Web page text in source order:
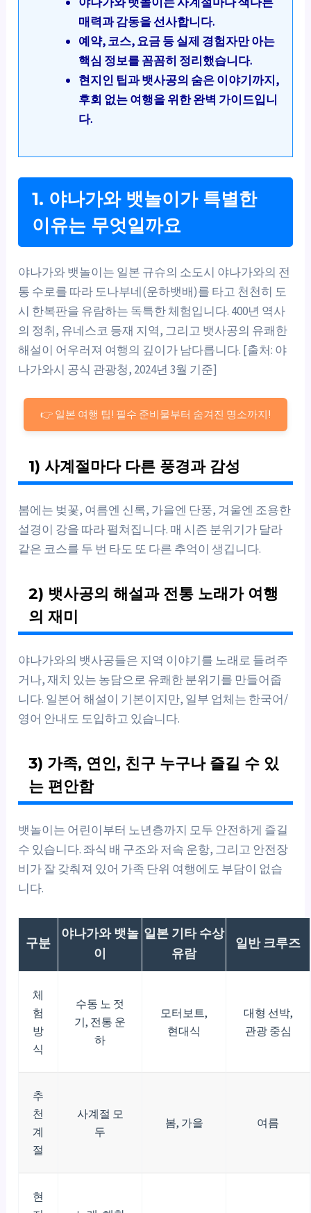
매력과 감동을 선사합니다.
예약, 코스, 요금 등 실제 경험자만 아는
핵심 정보를 꼼꼼히 정리했습니다.
현지인 팁과 뱃사공의 숨은 이야기까지,
후회 없는 여행을 위한 완벽 가이드입니
다.
1. 야나가와 뱃놀이가 특별한
이유는 무엇일까요
야나가와 뱃놀이는 일본 규슈의 소도시 야나가와의 전
통 수로를 따라 도나부네(운하뱃배)를 타고 천천히 도
시 한복판을 유람하는 독특한 체험입니다. 400년 역사
의 정취, 유네스코 등재 지역, 그리고 뱃사공의 유쾌한
해설이 어우러져 여행의 깊이가 남다릅니다. [출처: 야
나가와시 공식 관광청, 2024년 3월 기준]
👉 일본 여행 팁! 필수 준비물부터 숨겨진 명소까지!
1) 사계절마다 다른 풍경과 감성
봄에는 벚꽃, 여름엔 신록, 가을엔 단풍, 겨울엔 조용한
설경이 강을 따라 펼쳐집니다. 매 시즌 분위기가 달라
같은 코스를 두 번 타도 또 다른 추억이 생깁니다.
2) 뱃사공의 해설과 전통 노래가 여행
의 재미
야나가와의 뱃사공들은 지역 이야기를 노래로 들려주
거나, 재치 있는 농담으로 유쾌한 분위기를 만들어줍
니다. 일본어 해설이 기본이지만, 일부 업체는 한국어/
영어 안내도 도입하고 있습니다.
3) 가족, 연인, 친구 누구나 즐길 수 있
는 편안함
뱃놀이는 어린이부터 노년층까지 모두 안전하게 즐길
수 있습니다. 좌식 배 구조와 저속 운항, 그리고 안전장
비가 잘 갖춰져 있어 가족 단위 여행에도 부담이 없습
니다.
구분
야나가와 뱃놀
이
일본 기타 수상
유람
일반 크루즈
체
험
방
식
수동 노 젓
기, 전통 운
하
모터보트,
현대식
대형 선박,
관광 중심
추
천
계
절
사계절 모
두
봄, 가을 여름
현